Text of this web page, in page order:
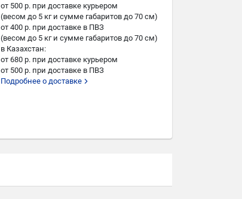
от 500 р. при доставке курьером
(весом до 5 кг и сумме габаритов до 70 см)
от 400 р. при доставке в ПВЗ
(весом до 5 кг и сумме габаритов до 70 см)
в Казахстан:
от 680 р. при доставке курьером
от 500 р. при доставке в ПВЗ
Подробнее о доставке